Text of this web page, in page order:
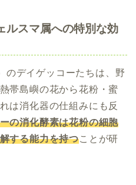
ルスマ属への特別な効
のデイゲッコーたちは、野
帯島嶼の花から花粉・蜜
は消化器の仕組みにも反
の消化酵素は花粉の細胞
する能力を持つことが研